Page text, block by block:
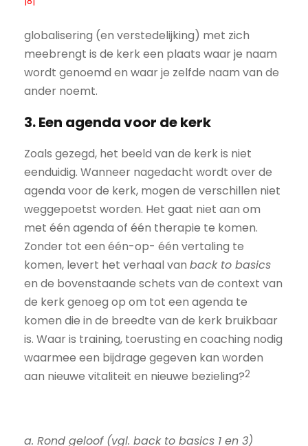
globalisering (en verstedelijking) met zich
meebrengt is de kerk een plaats waar je naam
wordt genoemd en waar je zelfde naam van de
ander noemt.
3. Een agenda voor de kerk
Zoals gezegd, het beeld van de kerk is niet
eenduidig. Wanneer nagedacht wordt over de
agenda voor de kerk, mogen de verschillen niet
weggepoetst worden. Het gaat niet aan om
met één agenda of één therapie te komen.
Zonder tot een één-op- één vertaling te
komen, levert het verhaal van back to basics
en de bovenstaande schets van de context van
de kerk genoeg op om tot een agenda te
komen die in de breedte van de kerk bruikbaar
is. Waar is training, toerusting en coaching nodig
waarmee een bijdrage gegeven kan worden
aan nieuwe vitaliteit en nieuwe bezieling?2
a. Rond geloof (vgl. back to basics 1 en 3)